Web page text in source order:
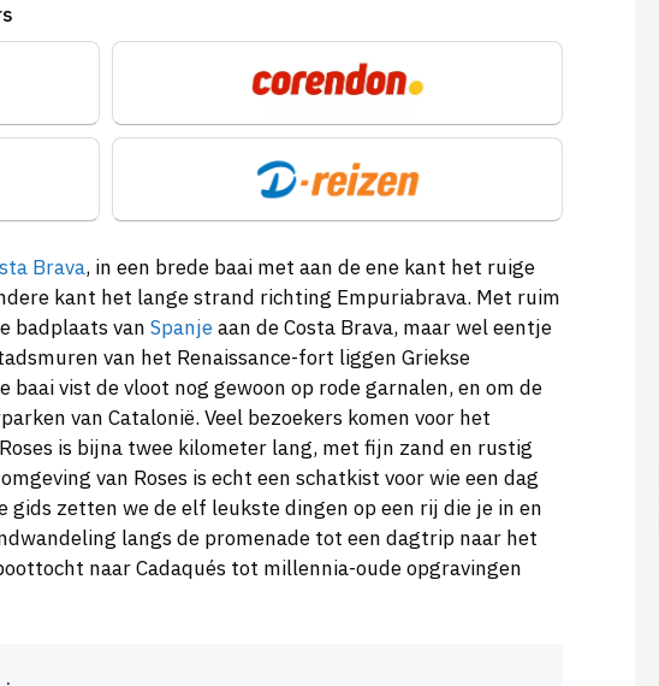
Brava, in een brede baai met aan de ene kant het ruige
kant het lange strand richting Empuriabrava. Met ruim
badplaats van Spanjeaan de Costa Brava, maar wel eentje
van het Renaissance-fort liggen Griekse
baai vist de vloot nog gewoon op rode garnalen, en om de
van Catalonië. Veel bezoekers komen voor het
is bijna twee kilometer lang, met fijn zand en rustig
van Roses is echt een schatkist voor wie een dag
zetten we de elf leukste dingen op een rij die je in en
langs de promenade tot een dagtrip naar het
naar Cadaqués tot millennia-oude opgravingen